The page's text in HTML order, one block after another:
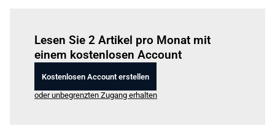
Lesen Sie 2 Artikel pro Monat mit
einem kostenlosen Account
Kostenlosen Account erstellen
oder unbegrenzten Zugang erhalten